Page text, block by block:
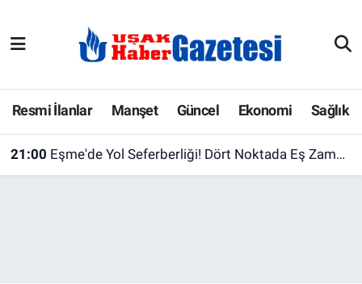
Resmi İlanlar Manşet Güncel Ekonomi Sağlık
21:00 Eşme'de Yol Seferberliği! Dört Noktada Eş Zamanlı Çalışma Başlatıldı
E-Gazete
Ekonomi
Uşak Hava Durumu
Uşak Trafik Yoğunluk Haritası